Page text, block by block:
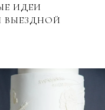
ИДЕИ
ВЫЕЗДНОЙ